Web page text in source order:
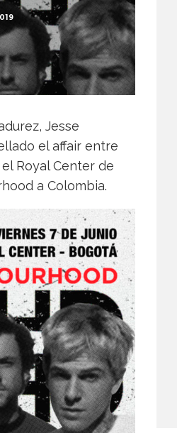
Jesse
el affair entre
Royal Center de
a Colombia.